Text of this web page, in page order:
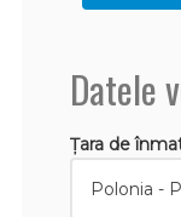
Datele
Țara de